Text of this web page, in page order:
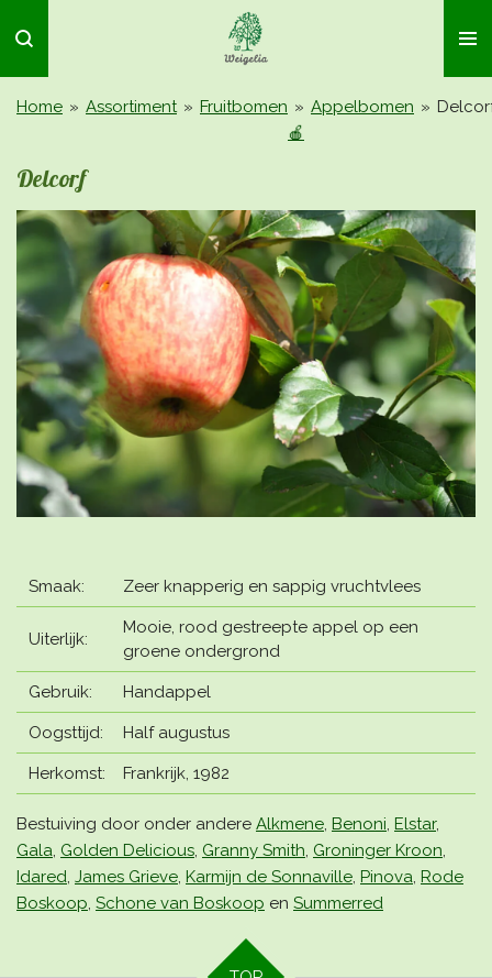
direct
naar
de
Home » Assortiment » Fruitbomen » Appelbomen
🍎
»
Delcorf
Smaak: Zeer knapperig en sappig vruchtvlees
Uiterlijk:
Mooie, rood gestreepte appel op een
groene ondergrond
Gebruik: Handappel
Oogsttijd: Half augustus
Herkomst: Frankrijk, 1982
Bestuiving door onder andere Alkmene, Benoni, Elstar,
Gala, Golden Delicious, Granny Smith, Groninger Kroon,
Idared, James Grieve, Karmijn de Sonnaville, Pinova, Rode
Boskoop, Schone van Boskoop en Summerred